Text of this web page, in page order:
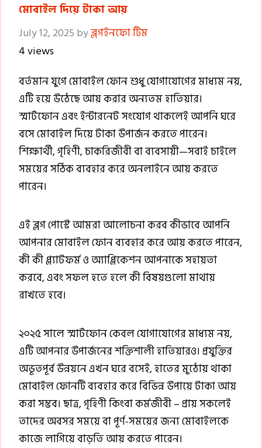
মোবাইল দিয়ে টাকা আয়
July 12, 2025 byব্লগইনফো টিম
4 views
বর্তমান যুগে মোবাইল ফোন শুধু যোগাযোগের মাধ্যম নয়,
এটি হয়ে উঠেছে আয় করার অন্যতম হাতিয়ার।
স্মার্টফোন এবং ইন্টারনেট সংযোগ থাকলেই আপনি ঘরে
বসে মোবাইল দিয়ে টাকা উপার্জন করতে পারেন।
শিক্ষার্থী, গৃহিণী, চাকরিজীবী বা ব্যবসায়ী—সবাই চাইলে
সময়ের সঠিক ব্যবহার করে অনলাইনে আয় করতে
পারেন।
এই ব্লগ পোস্টে আমরা আলোচনা করব কীভাবে আপনি
আপনার মোবাইল ফোন ব্যবহার করে আয় করতে পারেন,
কী কী প্ল্যাটফর্ম ও অ্যাপ্লিকেশন আপনাকে সহায়তা
করবে, এবং সফল হতে হলে কী বিষয়গুলো মাথায়
রাখতে হবে।
২০২৫ সালে স্মার্টফোন কেবল যোগাযোগের মাধ্যম নয়,
এটি আপনার উপার্জনের শক্তিশালী হাতিয়ারও। প্রযুক্তির
অভূতপূর্ব উন্নয়নে এখন ঘরে বসেই, হাতের মুঠোয় থাকা
মোবাইল ফোনটি ব্যবহার করে বিভিন্ন উপায়ে টাকা আয়
করা সম্ভব। ছাত্র, গৃহিণী কিংবা কর্মজীবী – প্রায় সকলেই
তাদের অবসর সময়ে বা পূর্ণ-সময়ের জন্য মোবাইলকে
কাজে লাগিয়ে বাড়তি আয় করতে পারেন।